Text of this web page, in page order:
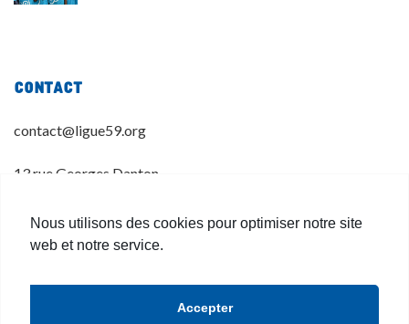
Nous utilisons des cookies pour optimiser notre site
web et notre service.
Accepter
Contact
contact@ligue59.org
13 rue Georges Danton
03 20 14 55 00